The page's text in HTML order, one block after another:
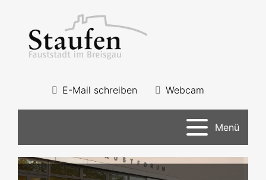
E-Mail schreiben Webcam
Menü